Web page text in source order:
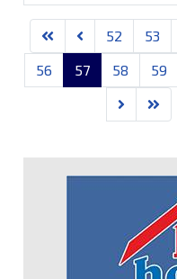
Članci
52 53
56
57 58 59